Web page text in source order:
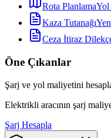
Rota PlanlamaYol
Kaza Tutanağı
Ceza İtiraz
Öne Çıkanlar
Şarj ve yol maliyetini
Elektrikli aracının şarj
Şarj Hesapla